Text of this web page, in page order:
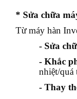
* Sửa chữa
Từ máy hàn
- Sửa
- Khắc
nhiệt/quá
- Thay